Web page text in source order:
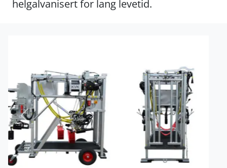
helgalvanisert for lang levetid.
Forrige